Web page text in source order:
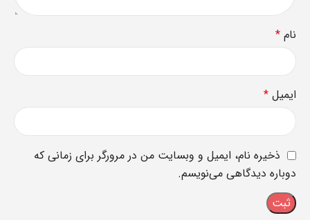
نام *
ایمیل *
ذخیره نام، ایمیل و وبسایت من در مرورگر برای زمانی که
دوباره دیدگاهی می‌نویسم.